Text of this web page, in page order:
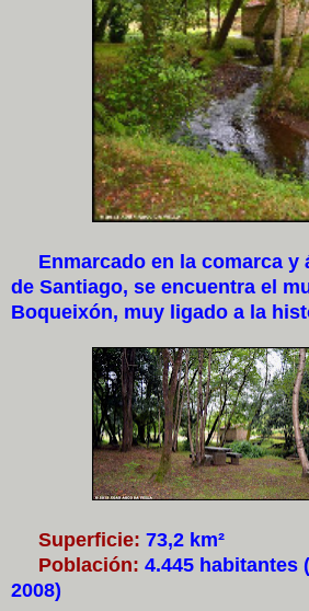
Enmarcado en la comarca y
de Santiago, se encuentra el
Boqueixón, muy ligado a la
Superficie: 73,2 km²
Población: 4.445 habitantes
2008)